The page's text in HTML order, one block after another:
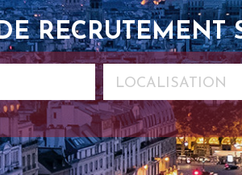
RECRUTEMENT